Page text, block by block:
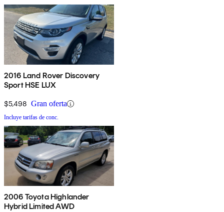
2016 Land Rover Discovery
Sport HSE LUX
$5,498 Gran oferta
Incluye tarifas de conc.
2006 Toyota Highlander
Hybrid Limited AWD